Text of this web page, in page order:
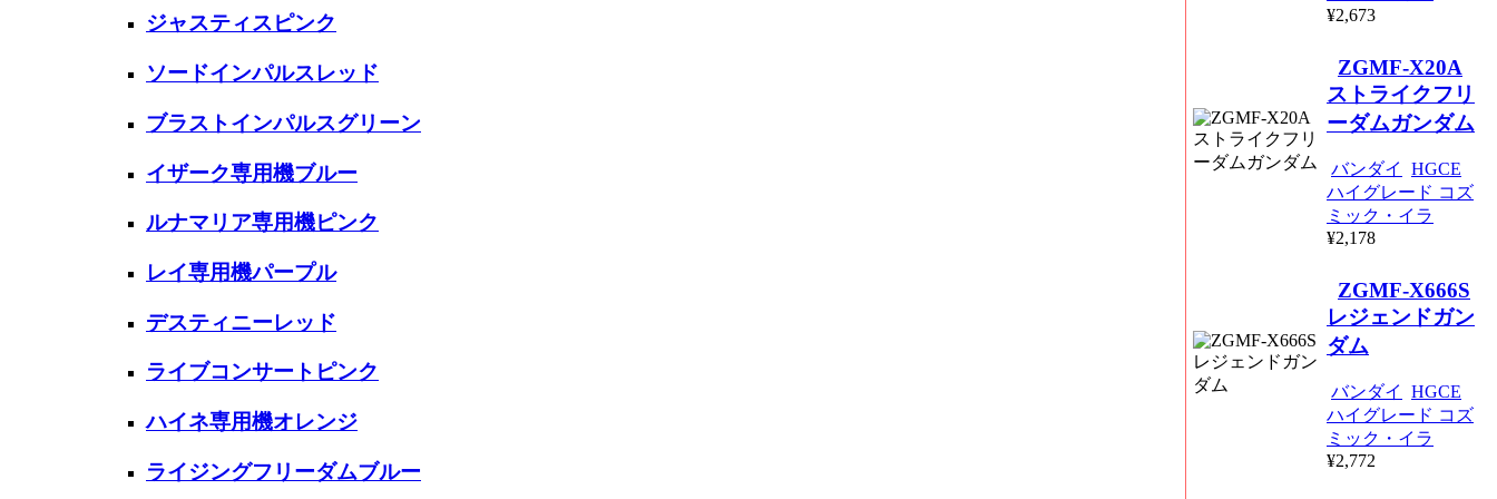
ジャスティスピンク
ソードインパルスレッド
ブラストインパルスグリーン
イザーク専用機ブルー
ルナマリア専用機ピンク
レイ専用機パープル
デスティニーレッド
ライブコンサートピンク
ハイネ専用機オレンジ
ライジングフリーダムブルー
¥2,673
ZGMF-X20A
ストライクフリ
ーダムガンダム
バンダイ
HGCE
ハイグレード コズ
ミック・イラ
¥2,178
ZGMF-X666S
レジェンドガン
ダム
バンダイ
HGCE
ハイグレード コズ
ミック・イラ
¥2,772